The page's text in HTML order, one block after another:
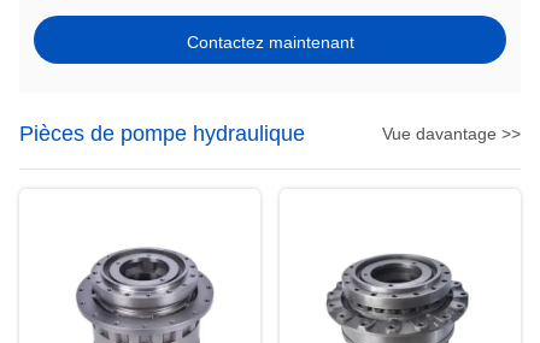
Contactez maintenant
Pièces de pompe hydraulique Vue davantage >>